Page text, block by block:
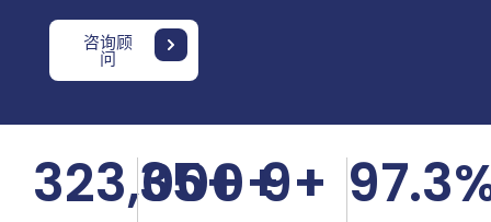
咨询顾
问
323,000+
35+ 9+ 97.3